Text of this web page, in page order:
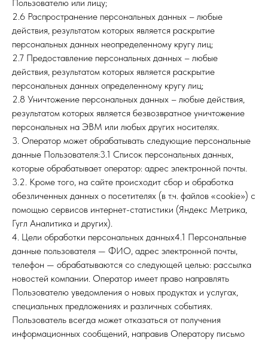
Пользователю или лицу;
2.6 Распространение персональных данных – любые
действия, результатом которых является раскрытие
персональных данных неопределенному кругу лиц;
2.7 Предоставление персональных данных – любые
действия, результатом которых является раскрытие
персональных данных определенному кругу лиц;
2.8 Уничтожение персональных данных – любые действия,
результатом которых является безвозвратное уничтожение
персональных на ЭВМ или любых других носителях.
3. Оператор может обрабатывать следующие персональные
данные Пользователя:3.1 Список персональных данных,
которые обрабатывает оператор: адрес электронной почты.
3.2. Кроме того, на сайте происходит сбор и обработка
обезличенных данных о посетителях (в т.ч. файлов «cookie») с
помощью сервисов интернет-статистики (Яндекс Метрика,
Гугл Аналитика и других).
4. Цели обработки персональных данных4.1 Персональные
данные пользователя — ФИО, адрес электронной почты,
телефон — обрабатываются со следующей целью: рассылка
новостей компании. Оператор имеет право направлять
Пользователю уведомления о новых продуктах и услугах,
специальных предложениях и различных событиях.
Пользователь всегда может отказаться от получения
информационных сообщений, направив Оператору письмо